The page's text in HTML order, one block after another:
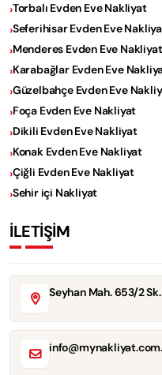
Torbalı Evden Eve Nakliyat
Seferihisar Evden Eve
Menderes Evden Eve Nakliyat
Karabağlar Evden Eve
Güzelbahçe Evden Eve
Foça Evden Eve Nakliyat
Dikili Evden Eve Nakliyat
Konak Evden Eve Nakliyat
Çiğli Evden Eve Nakliyat
Sehir içi Nakliyat
İLETİŞİM
Seyhan Mah. 653/2